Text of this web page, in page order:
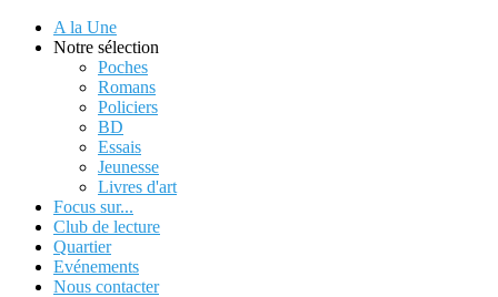
A la Une
Notre sélection
Poches
Romans
Policiers
BD
Essais
Jeunesse
Livres d'art
Focus sur...
Club de lecture
Quartier
Evénements
Nous contacter